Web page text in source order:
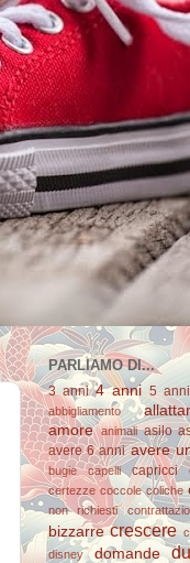
PARLIAMO DI...
3 anni 4 anni 5 anni
abbigliamento
amore animali asilo
avere 6 anni avere
bugie
capelli capricci
certezze coccole coliche
non richiesti
bizzarre crescere
disney
domande